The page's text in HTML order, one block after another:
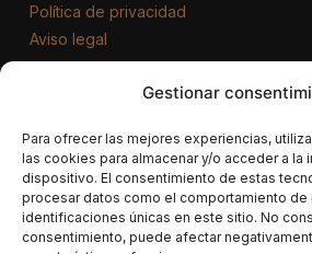
Gestionar
Para ofrecer las mejores experiencias,
las cookies para almacenar y/o acceder a la
dispositivo. El consentimiento de estas
procesar datos como el comportamiento de
identificaciones únicas en este sitio. No
consentimiento, puede afectar
Política de privacidad
Aviso legal
CONTACTO
622 290 586
info@dronecadiz.com